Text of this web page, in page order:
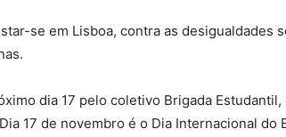
se em Lisboa, contra as desigualdades
dia 17 pelo coletivo Brigada
17 de novembro é o Dia Internacional do